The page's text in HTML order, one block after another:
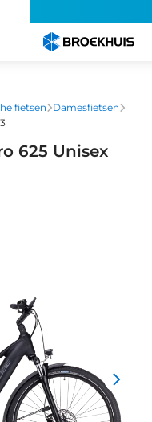
fietsen
Damesfietsen
625 Unisex